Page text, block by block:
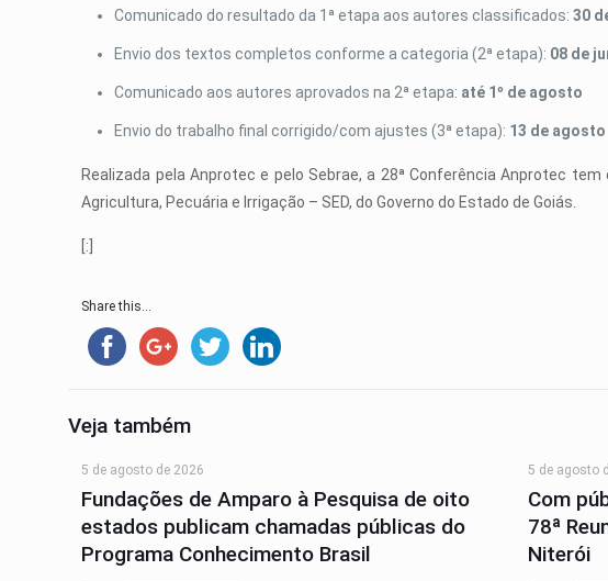
Comunicado do resultado da 1ª etapa aos autores classificados:30
Envio dos textos completos conforme a categoria (2ª etapa): 08 de
Comunicado aos autores aprovados na 2ª etapa: até 1º de agosto
Envio do trabalho final corrigido/com ajustes (3ª etapa): 13 de agosto
Realizada pela Anprotec e pelo Sebrae, a 28ª Conferência Anprotec
Agricultura, Pecuária e Irrigação – SED, do Governo do Estado de Goiás.
[:]
Share this...
Veja também
5 de agosto de 2026
Fundações de Amparo à Pesquisa de oito
estados publicam chamadas públicas do
Programa Conhecimento Brasil
5 de agosto
Com
78ª
Niterói